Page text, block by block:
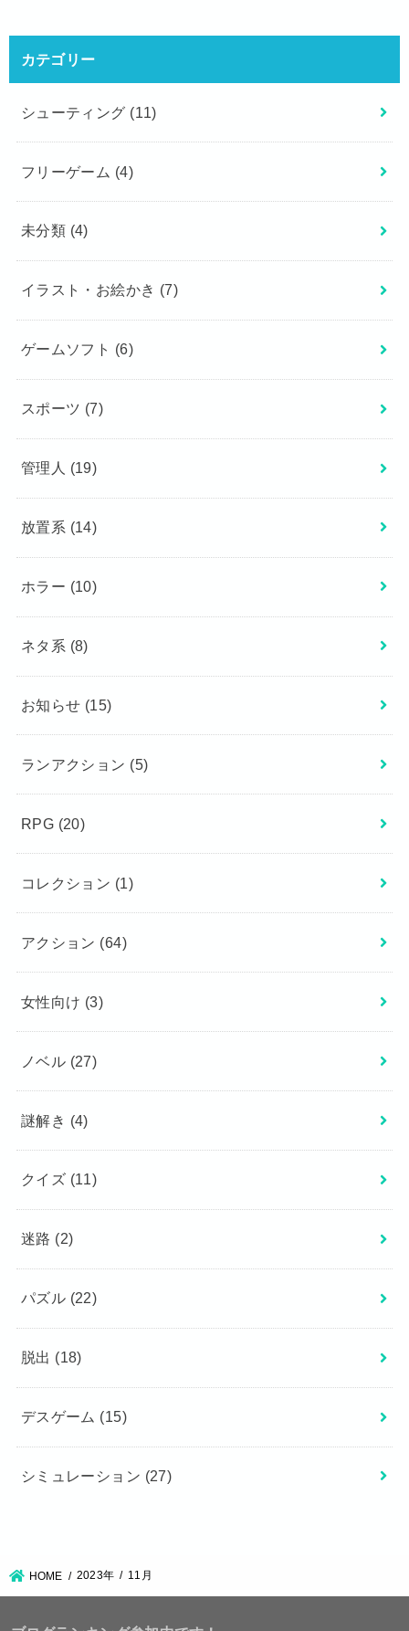
カテゴリー
シューティング (11)
フリーゲーム (4)
未分類 (4)
イラスト・お絵かき (7)
ゲームソフト (6)
スポーツ (7)
管理人 (19)
放置系 (14)
ホラー (10)
ネタ系 (8)
お知らせ (15)
ランアクション (5)
RPG (20)
コレクション (1)
アクション (64)
女性向け (3)
ノベル (27)
謎解き (4)
クイズ (11)
迷路 (2)
パズル (22)
脱出 (18)
デスゲーム (15)
シミュレーション (27)
HOME 2023年 11月